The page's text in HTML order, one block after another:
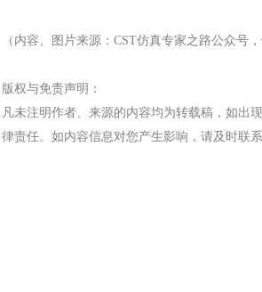
（内容、图片来源： CST仿真专家之路公众号，
版权与免责声明：
凡未注明作者、来源的内容均为转载稿，如出
律责任。如内容信息对您产生影响，请及时联